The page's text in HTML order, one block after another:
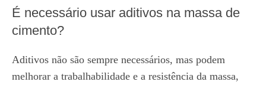
É necessário usar aditivos na massa de
cimento?
Aditivos não são sempre necessários, mas podem
melhorar a trabalhabilidade e a resistência da massa,